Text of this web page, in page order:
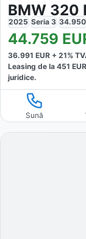
BMW 320
2025 Seria 3 34.950
44.759
36.991 EUR + 21%
Leasing de la 451
juridice.
Sună